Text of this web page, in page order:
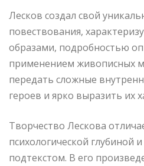
Лесков создал свой
повествования,
образами, подробностью
применением живописных
передать сложные
героев и ярко выразить их
Творчество Лескова
психологической глубиной
подтекстом. В его